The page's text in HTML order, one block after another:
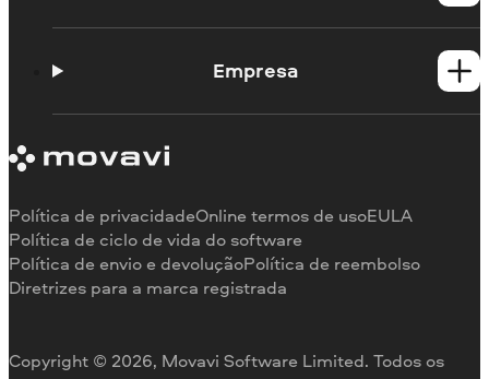
Portal de aprendizagem
Limitações da versão de teste
Reembolso
Empresa
Testemunhos
Por que nos escolher
Para o trabalho
Copyright © 2026, Movavi Software Limited. Todos os
Política de privacidadeOnline termos de usoEULA
Política de ciclo de vida do software
Política de envio e devoluçãoPolítica de reembolso
Diretrizes para a marca registrada